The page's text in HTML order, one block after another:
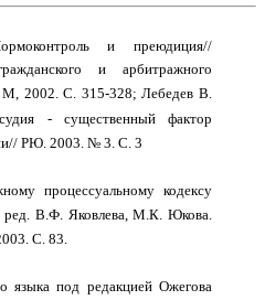
и преюдиция//
и арбитражного
2002. С. 315-328; Лебедев В.
- существенный фактор
РЮ. 2003. № 3. С. 3
процессуальному кодексу
ред. В.Ф. Яковлева, М.К. Юкова.
С. 83.
языка под редакцией Ожегова